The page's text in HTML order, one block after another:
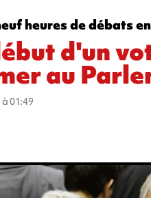
heures de débats
d'un
au
01:49